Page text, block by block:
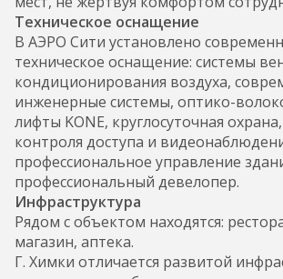
Техническое оснащение
В АЭРО Сити установлено
техническое оснащение: системы
кондиционирования воздуха,
инженерные системы, оптико-
лифты KONE, круглосуточная
контроля доступа и
профессиональное управление
профессиональный девелопер.
Инфраструктура
Рядом с объектом находятся:
магазин, аптека.
Г. Химки отличается развитой